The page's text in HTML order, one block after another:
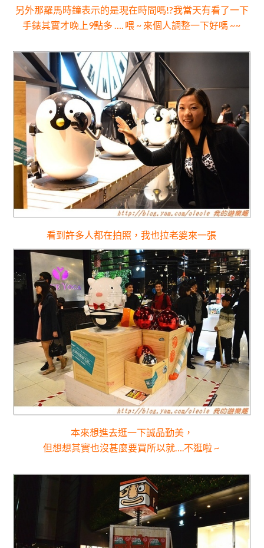
另外那羅馬時鐘表示的是現在時間嗎!?我當天有看了一下
手錶其實才晚上9點多 …. 喂 ~ 來個人調整一下好嗎 ~~
看到許多人都在拍照 ，我也拉老婆來一張
本來想進去逛一下誠品勤美，
但想想其實也沒甚麼要買所以就….不逛啦 ~